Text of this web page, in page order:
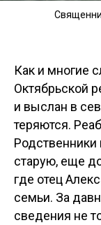
Как и многие
Октябрьской
и выслан в
теряются.
старую, еще
где отец
семьи. За
сведения не